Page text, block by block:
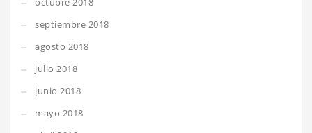
septiembre 2018
agosto 2018
julio 2018
junio 2018
mayo 2018